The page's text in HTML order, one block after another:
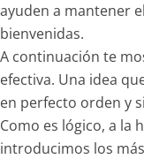
ayuden a mantener
bienvenidas.
A continuación te
efectiva. Una idea
en perfecto orden y
Como es lógico, a la
introducimos los